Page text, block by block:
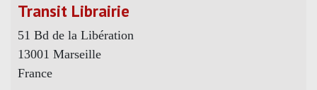
Transit Librairie
51 Bd de la Libération
13001 Marseille
France